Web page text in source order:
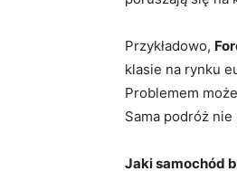
Przykładowo,
klasie na rynku
Problemem
Sama podróż
Jaki samochód